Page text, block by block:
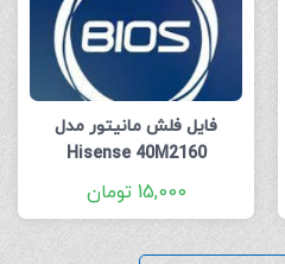
فایل فلش مانیتور مدل
Hisense 40M2160
Firmware15,000 تومان